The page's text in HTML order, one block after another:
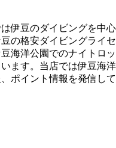
伊豆のダイビングを中心
の格安ダイビングライセ
海洋公園でのナイトロッ
ます。当店では伊豆海洋
ポイント情報を発信して